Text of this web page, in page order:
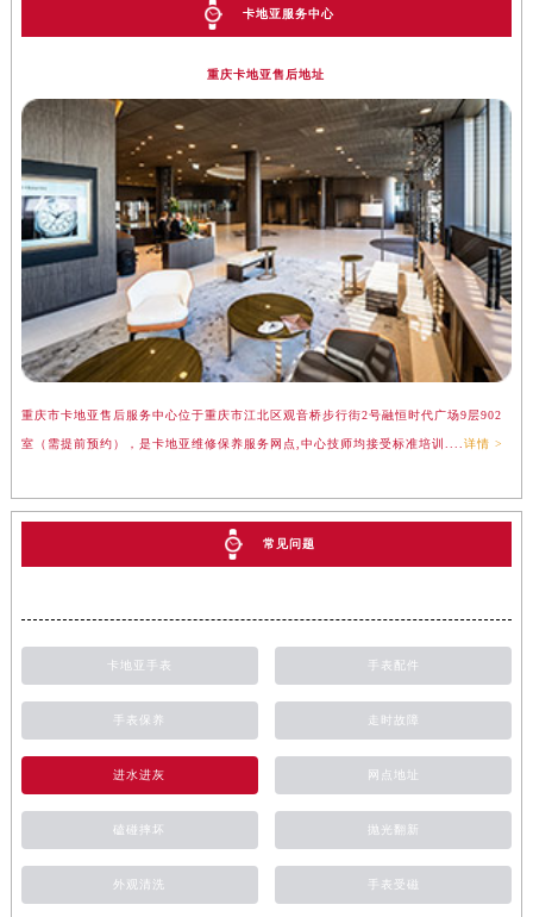
卡地亚服务中心
重庆卡地亚售后地址
重庆市卡地亚售后服务中心位于重庆市江北区观音桥步行街2号融恒时代广场9层902
室（需提前预约），是卡地亚维修保养服务网点,中心技师均接受标准培训....详情 >
常见问题
卡地亚手表 手表配件
手表保养 走时故障
进水进灰 网点地址
磕碰摔坏 抛光翻新
外观清洗 手表受磁